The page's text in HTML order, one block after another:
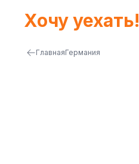
Хочу уехать!
ГлавнаяГермания